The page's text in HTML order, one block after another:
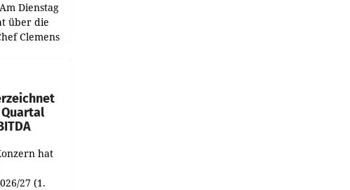
Dienstag
über die
Clemens
hat
27 (1.